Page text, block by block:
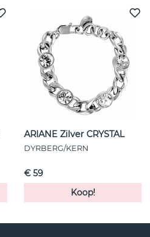
ARIANE Zilver CRYSTAL
DYRBERG/KERN
€ 59
Koop!